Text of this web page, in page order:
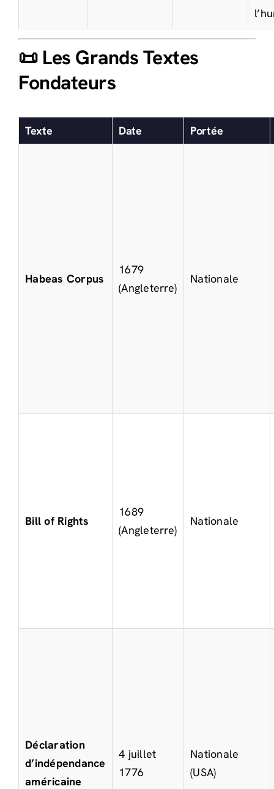
📜 Les Grands Textes
Fondateurs
Texte Date Portée
Habeas Corpus
1679
(Angleterre)
Nationale
Bill of Rights
1689
(Angleterre)
Nationale
Déclaration
d’indépendance
américaine
4 juillet
1776
Nationale
(USA)